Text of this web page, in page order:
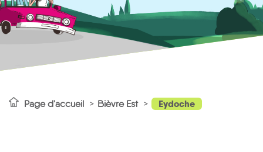
Page d'accueil Bièvre Est Eydoche